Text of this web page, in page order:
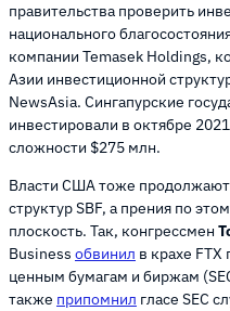
правительства проверить
национального
компании Temasek Holdings,
Азии инвестиционной
NewsAsia. Сингапурские
инвестировали в октябре
сложности $275 млн.
Власти США тоже
структур SBF, а прения по
плоскость. Так, конгрессмен
Business обвинил в крахе
ценным бумагам и биржам
также припомнил гласе SEC